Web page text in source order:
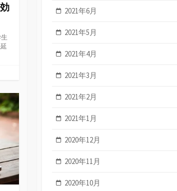
2021年6月
2021年5月
2021年4月
2021年3月
2021年2月
2021年1月
2020年12月
2020年11月
2020年10月